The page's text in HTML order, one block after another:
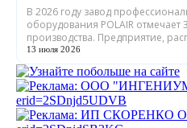
В 2026 году завод
оборудования POLAIR отмечает
производства. Предприятие,
Республики Марий Эл, выпускает
13 июля 2026